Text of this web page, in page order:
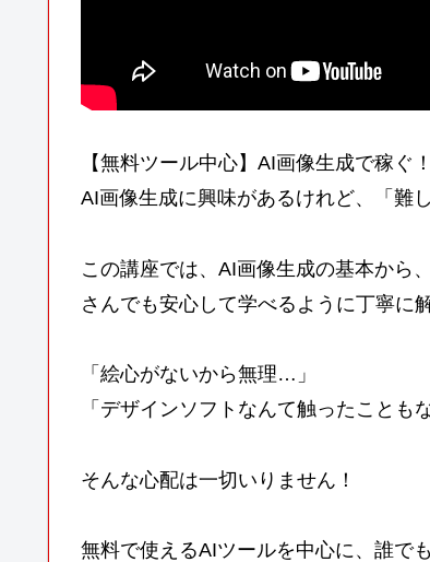
【無料ツール中心】AI画像生成で稼ぐ
AI画像生成に興味があるけれど、「難
この講座では、AI画像生成の基本から
さんでも安心して学べるように丁寧に
「絵心がないから無理…」
「デザインソフトなんて触ったことも
そんな心配は一切いりません！
無料で使えるAIツールを中心に、誰で